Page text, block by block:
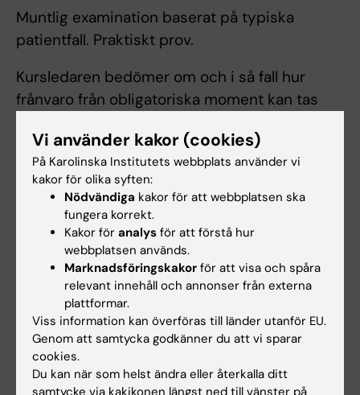
Muntlig examination baserat på typiska
patientfall. Praktiskt prov.
Kursledaren bedömer om och i så fall hur
frånvaro från obligatoriska moment kan tas
obligatoriska utbildningsinslagen eller tagit
igen frånvaro i enlighet med kursansvarigs
anvisningar kan inte studieresultaten
slutrapporteras. Frånvaro från ett obligatoriskt
utbildningsinslag kan innebära att den
studerande inte kan ta igen tillfället förrän
nästa gång kursen ges.
Student som ej är godkänd efter ordinarie
examinationstillfälle har rätt att delta vid
ytterligare fem examinationstillfällen. Om
studenten genomfört sex underkända
Vi använder kakor (cookies)
På Karolinska Institutets webbplats använder vi
kakor för olika syften:
Nödvändiga kakor för att webbplatsen ska
fungera korrekt.
Kakor för analys för att förstå hur
webbplatsen används.
Marknadsföringskakor för att visa och spåra
relevant innehåll och annonser från externa
plattformar.
Viss information kan överföras till länder utanför EU.
Genom att samtycka godkänner du att vi sparar
cookies.
Du kan när som helst ändra eller återkalla ditt
samtycke via kakikonen längst ned till vänster på